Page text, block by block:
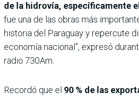
de la hidrovía, específicamente
fue una de las obras más
historia del Paraguay y repercute
economía nacional”, expresó
radio 730Am.
Recordó que el 90 % de las